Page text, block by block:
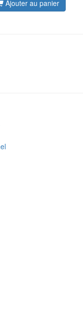
Ajouter au panier